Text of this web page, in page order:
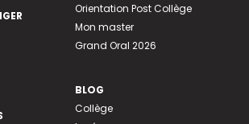
Orientation Post Collège
Mon master
Grand Oral 2026
BLOG
Collège